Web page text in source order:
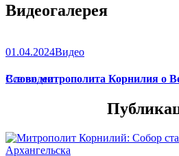
Видеогалерея
01.04.2024Видео
Слово митрополита Корнилия о
Все видео